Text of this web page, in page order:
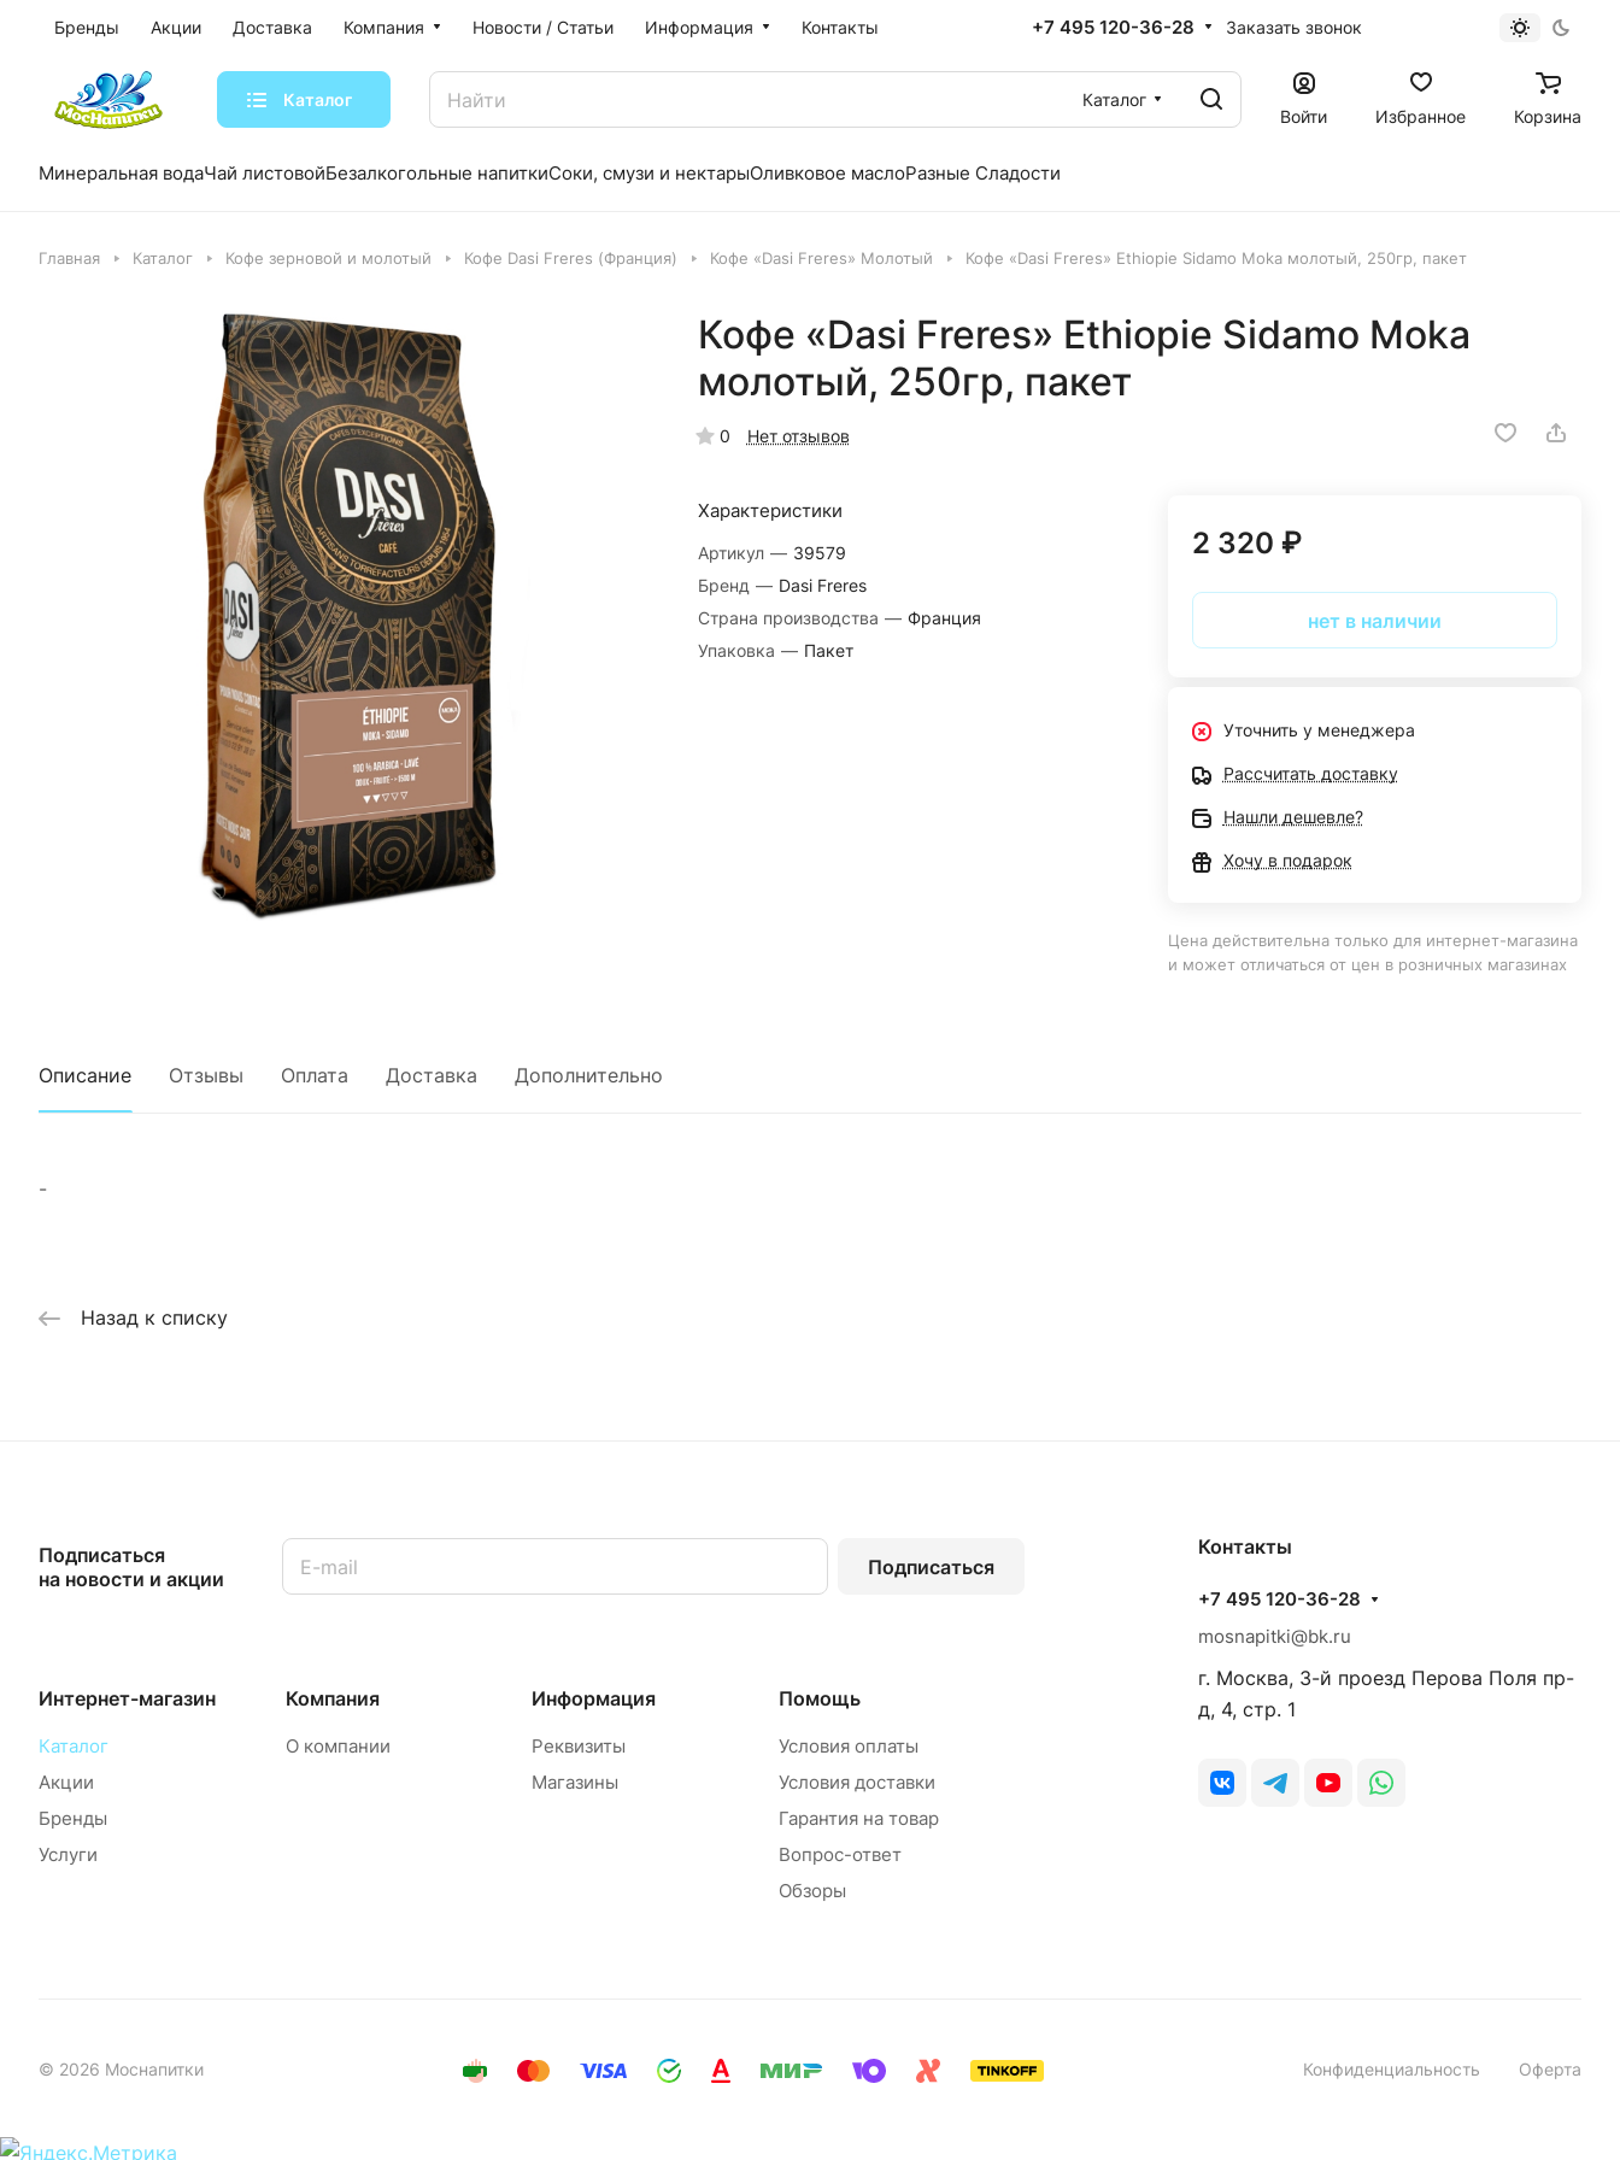
Бренды Акции Доставка Компания Новости / Статьи Информация Контакты +7 495 120-36-28 Заказать звонок
Каталог
Каталог
Войти
Избранное Корзина
Минеральная водаЧай листовойБезалкогольные напиткиСоки, смузи и нектарыОливковое маслоРазные Сладости
Главная Каталог Кофе зерновой и молотый Кофе Dasi Freres (Франция) Кофе «Dasi Freres» Молотый Кофе «Dasi Freres» Ethiopie Sidamo Moka молотый, 250гр, пакет
Кофе «Dasi Freres» Ethiopie Sidamo Moka
молотый, 250гр, пакет
0 Нет отзывов
Характеристики
Артикул — 39579
Бренд — Dasi Freres
Страна производства — Франция
Упаковка — Пакет
2 320 ₽
нет в наличии
Уточнить у менеджера
Рассчитать доставку
Нашли дешевле?
Хочу в подарок
Цена действительна только для интернет-магазина
и может отличаться от цен в розничных магазинах
Описание Отзывы Оплата Доставка Дополнительно
-
Назад к списку
Подписаться
на новости и акции
Подписаться
Интернет-магазин
Каталог
Акции
Бренды
Услуги
Компания
О компании
Информация
Реквизиты
Магазины
Помощь
Условия оплаты
Условия доставки
Гарантия на товар
Вопрос-ответ
Обзоры
Контакты
+7 495 120-36-28
mosnapitki@bk.ru
г. Москва, 3-й проезд Перова Поля пр-
д, 4, стр. 1
© 2026 Моснапитки Конфиденциальность Оферта